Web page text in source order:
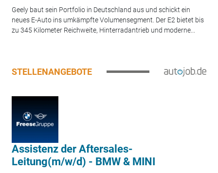
Geely baut sein Portfolio in Deutschland aus und schickt ein
neues E-Auto ins umkämpfte Volumensegment. Der E2 bietet bis
zu 345 Kilometer Reichweite, Hinterradantrieb und moderne...
STELLENANGEBOTE
Assistenz der Aftersales-
Leitung(m/w/d) - BMW & MINI